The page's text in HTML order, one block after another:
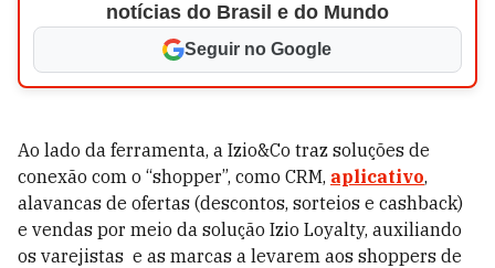
notícias do Brasil e do Mundo
Seguir no Google
Ao lado da ferramenta, a Izio&Co traz soluções de
conexão com o “shopper”, como CRM, aplicativo,
alavancas de ofertas (descontos, sorteios e cashback)
e vendas por meio da solução Izio Loyalty, auxiliando
os varejistas e as marcas a levarem aos shoppers de